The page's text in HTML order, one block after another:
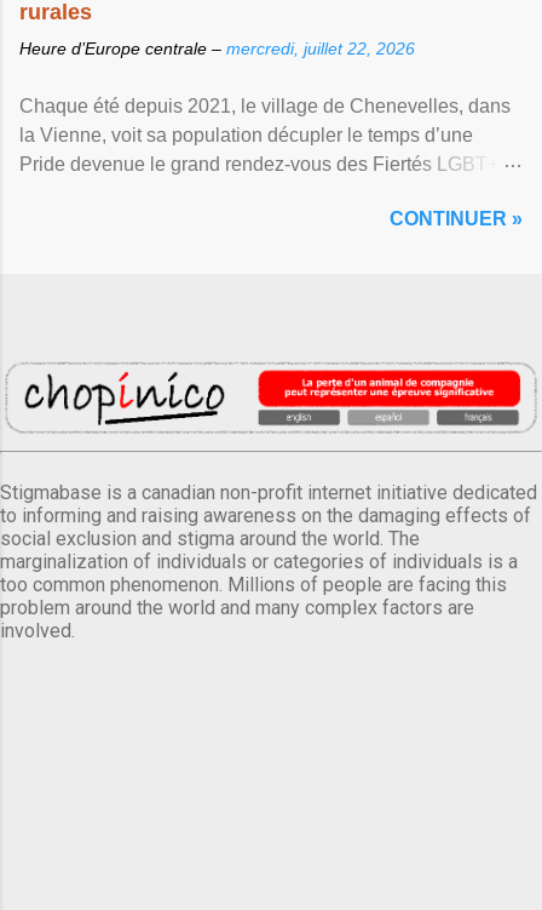
rurales
Heure d’Europe centrale – mercredi, juillet 22, 2026
Chaque été depuis 2021, le village de Chenevelles, dans
la Vienne, voit sa population décupler le temps d’une
Pride devenue le grand rendez-vous des Fiertés LGBT+
CONTINUER »
Stigmabase is a canadian non-profit internet initiative dedicated
to informing and raising awareness on the damaging effects of
social exclusion and stigma around the world. The
marginalization of individuals or categories of individuals is a
too common phenomenon. Millions of people are facing this
problem around the world and many complex factors are
involved.